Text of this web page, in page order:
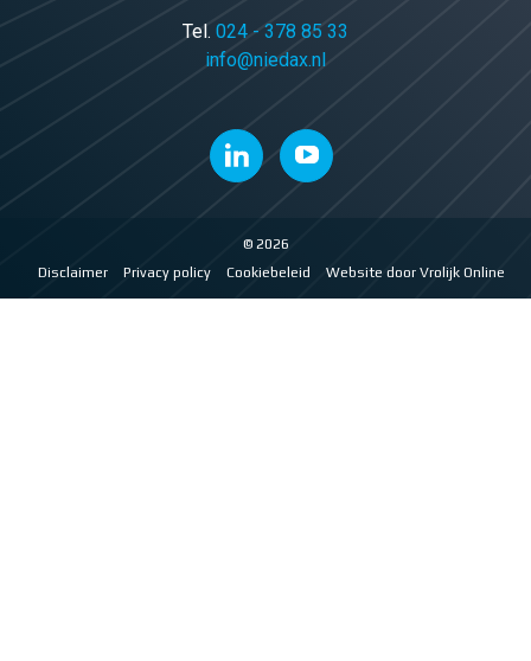
Tel. 024 - 378 85 33
info@niedax.nl
© 2026
Disclaimer
Privacy policy Cookiebeleid Website door Vrolijk Online